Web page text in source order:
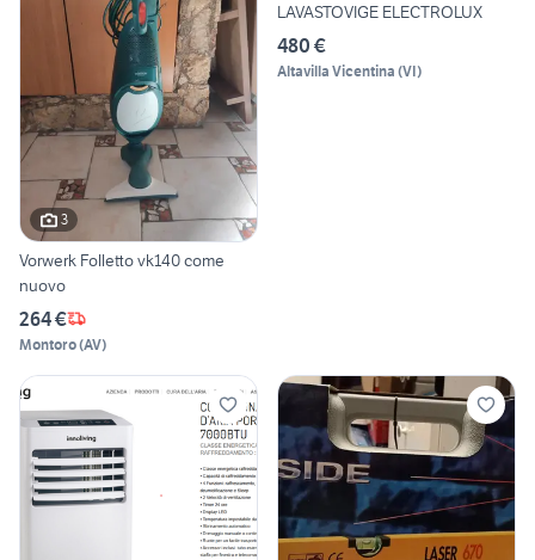
3
Vorwerk Folletto vk140 come
nuovo
264 €
Montoro(AV)
LAVASTOVIGE ELECTROLUX
480 €
Altavilla Vicentina (VI)